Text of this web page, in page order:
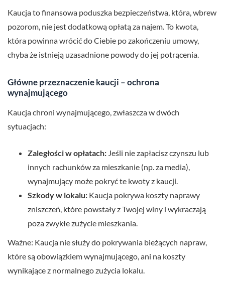
Kaucja to finansowa poduszka bezpieczeństwa, która, wbrew
pozorom, nie jest dodatkową opłatą za najem. To kwota,
która powinna wrócić do Ciebie po zakończeniu umowy,
chyba że istnieją uzasadnione powody do jej potrącenia.
Główne przeznaczenie kaucji – ochrona
wynajmującego
Kaucja chroni wynajmującego, zwłaszcza w dwóch
sytuacjach:
Zaległości w opłatach: Jeśli nie zapłacisz czynszu lub
innych rachunków za mieszkanie (np. za media),
wynajmujący może pokryć te kwoty z kaucji.
Szkody w lokalu: Kaucja pokrywa koszty naprawy
zniszczeń, które powstały z Twojej winy i wykraczają
poza zwykłe zużycie mieszkania.
Ważne: Kaucja nie służy do pokrywania bieżących napraw,
które są obowiązkiem wynajmującego, ani na koszty
wynikające z normalnego zużycia lokalu.